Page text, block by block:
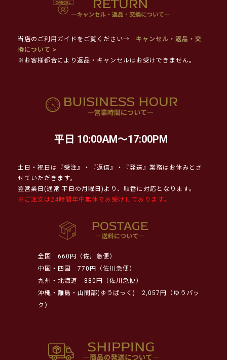
当店のご利用ガイドをご覧ください→
キャンセル・返品・交
換について >
※お客様都合により返品・キャンセルはお受けできません。
平日 10:00AM～17:00PM
土日・祝日は『受注』・『返信』・『発送』業務はお休みとさ
せていただきます。
翌営業日(通常 平日の月曜日)より、順番に対応となります。
※ご注文は24時間年中無休でお受けしております。
全国
660円（佐川急便）
中国・四国
770円（佐川急便）
九州・北海道
880円（佐川急便）
沖縄・離島・山間部(ゆうぱっく)
2,057円（ゆうパッ
ク）